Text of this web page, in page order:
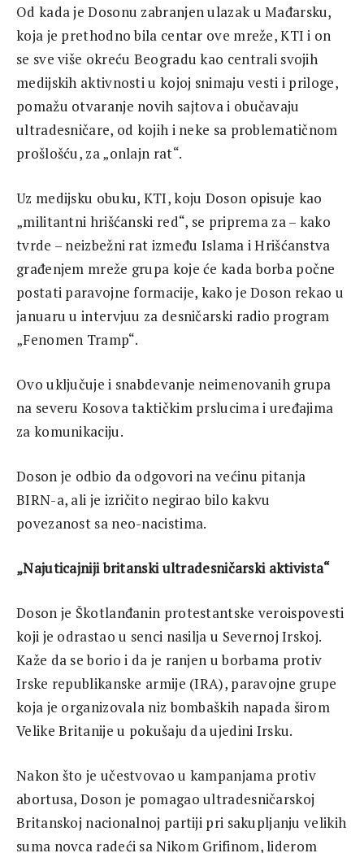
Od kada je Dosonu zabranjen ulazak u Mađarsku,
koja je prethodno bila centar ove mreže, KTI i on
se sve više okreću Beogradu kao centrali svojih
medijskih aktivnosti u kojoj snimaju vesti i priloge,
pomažu otvaranje novih sajtova i obučavaju
ultradesničare, od kojih i neke sa problematičnom
prošlošću, za „onlajn rat“.
Uz medijsku obuku, KTI, koju Doson opisuje kao
„militantni hrišćanski red“, se priprema za – kako
tvrde – neizbežni rat između Islama i Hrišćanstva
građenjem mreže grupa koje će kada borba počne
postati paravojne formacije, kako je Doson rekao u
januaru u intervjuu za desničarski radio program
„Fenomen Tramp“.
Ovo uključuje i snabdevanje neimenovanih grupa
na severu Kosova taktičkim prslucima i uređajima
za komunikaciju.
Doson je odbio da odgovori na većinu pitanja
BIRN-a, ali je izričito negirao bilo kakvu
povezanost sa neo-nacistima.
„Najuticajniji britanski ultradesničarski aktivista“
Doson je Škotlanđanin protestantske veroispovesti
koji je odrastao u senci nasilja u Severnoj Irskoj.
Kaže da se borio i da je ranjen u borbama protiv
Irske republikanske armije (IRA), paravojne grupe
koja je organizovala niz bombaških napada širom
Velike Britanije u pokušaju da ujedini Irsku.
Nakon što je učestvovao u kampanjama protiv
abortusa, Doson je pomagao ultradesničarskoj
Britanskoj nacionalnoj partiji pri sakupljanju velikih
suma novca radeći sa Nikom Grifinom, liderom